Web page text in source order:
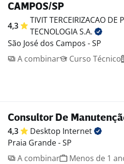
CAMPOS/SP
4,3
TIVIT TERCEIRIZACAO DE
TECNOLOGIAS.A.
São José dos Campos - SP
A combinar
Curso Técnico
Consultor De
4,3 Desktop Internet
Praia Grande - SP
A combinar
Menos de 1